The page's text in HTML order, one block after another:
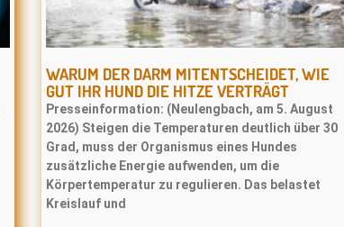
WARUM DER DARM MITENTSCHEIDET, WIE
GUT IHR HUND DIE HITZE VERTRÄGT
Presseinformation: (Neulengbach, am 5. August
2026) Steigen die Temperaturen deutlich über 30
Grad, muss der Organismus eines Hundes
zusätzliche Energie aufwenden, um die
Körpertemperatur zu regulieren. Das belastet
Kreislauf und